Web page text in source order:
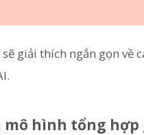
giải thích ngắn gọn về
mô hình tổng hợp